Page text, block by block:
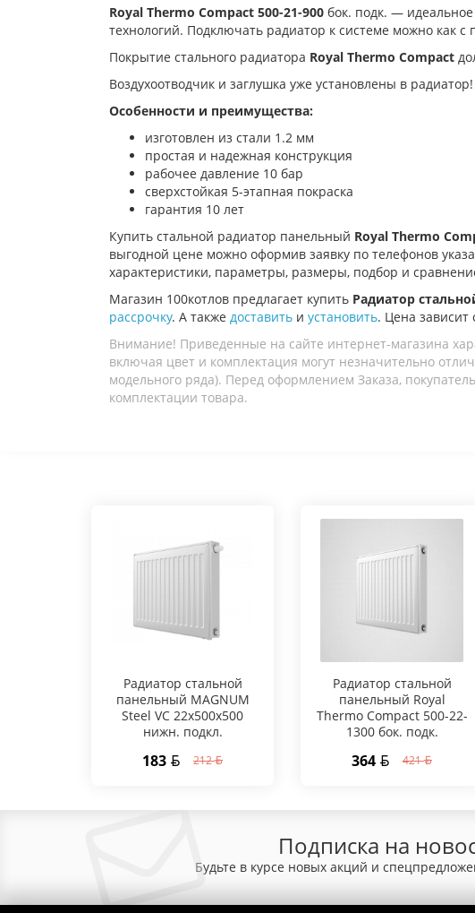
Royal Thermo Compact 500-21-900 бок. подк. —
технологий. Подключать радиатор к системе можно как с
Покрытие стального радиатора Royal Thermo Compact
Воздухоотводчик и заглушка уже установлены в радиатор!
Особенности и преимущества:
изготовлен из стали 1.2 мм
простая и надежная конструкция
рабочее давление 10 бар
сверхстойкая 5-этапная покраска
гарантия 10 лет
Купить стальной радиатор панельный Royal Thermo
выгодной цене можно оформив заявку по телефонов
характеристики, параметры, размеры, подбор и
Магазин 100котлов предлагает купить Радиатор
рассрочку. А также доставить и установить. Цена зависит
Внимание! Приведенные на сайте интернет-магазина
включая цвет и комплектация могут незначительно
модельного ряда). Перед оформлением Заказа,
комплектации товара.
Радиатор стальной
панельный MAGNUM
Steel VC 22х500х500
нижн. подкл.
183 212
Радиатор стальной
панельный Royal
Thermo Compact 500-22-
1300 бок. подк.
364 421
Подписка на
Будьте в курсе новых акций и